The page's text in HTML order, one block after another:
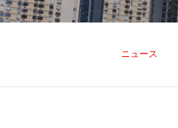
ニュース